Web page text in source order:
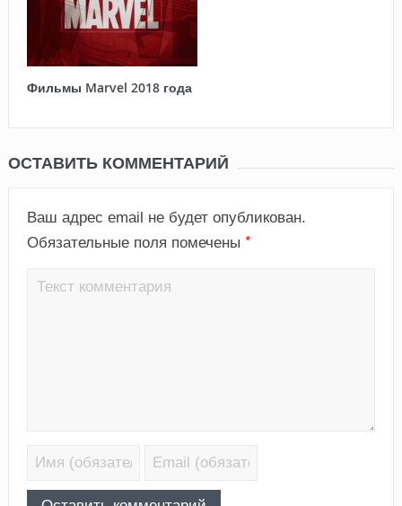
Фильмы Marvel 2018 года
ОСТАВИТЬ КОММЕНТАРИЙ
Ваш адрес email не будет опубликован.
Обязательные поля помечены *